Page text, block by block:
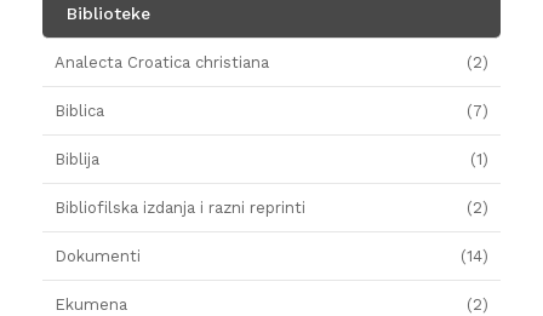
Biblioteke
Analecta Croatica christiana (2)
Biblica (7)
Biblija (1)
Bibliofilska izdanja i razni reprinti (2)
Dokumenti (14)
Ekumena (2)